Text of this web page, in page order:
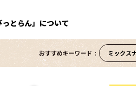
っとらん」について
おすすめキーワード ミックス